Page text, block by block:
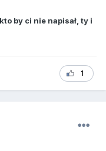
by ci nie napisał, ty i
1